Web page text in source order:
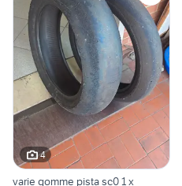
4
varie gomme pista sc0 1 x